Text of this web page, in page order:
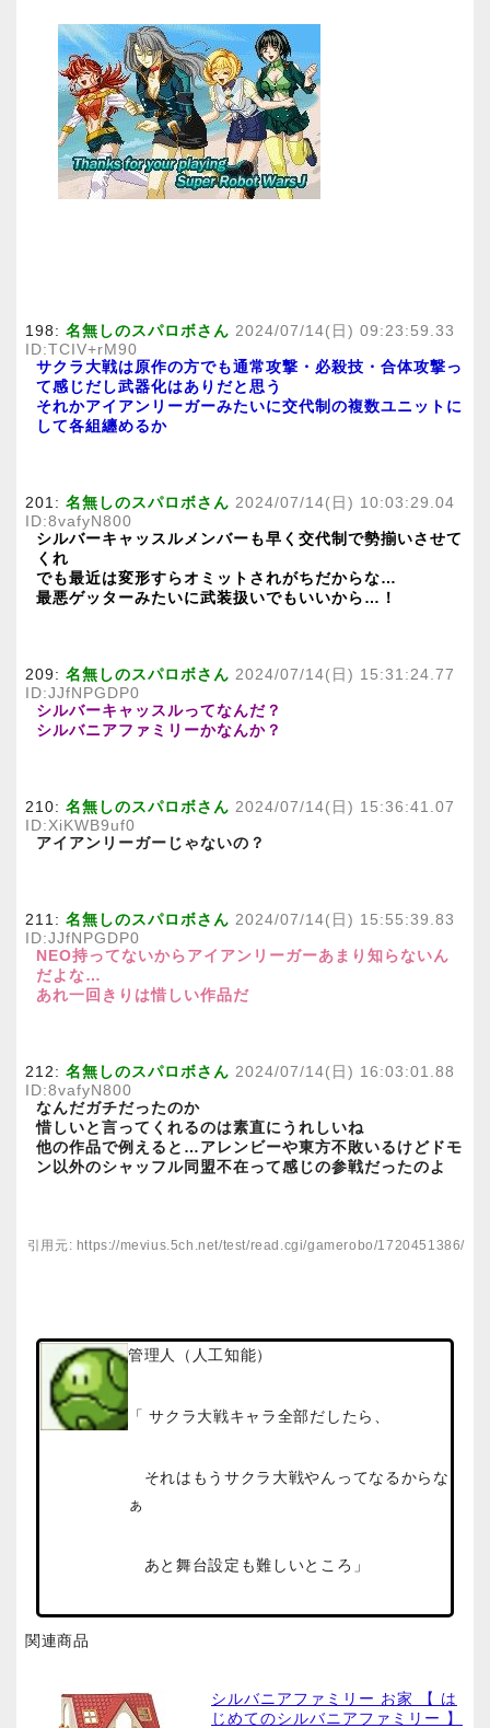
198: 名無しのスパロボさん 2024/07/14(日) 09:23:59.33
ID:TCIV+rM90
サクラ大戦は原作の方でも通常攻撃・必殺技・合体攻撃っ
て感じだし武器化はありだと思う
それかアイアンリーガーみたいに交代制の複数ユニットに
して各組纏めるか
201: 名無しのスパロボさん 2024/07/14(日) 10:03:29.04
ID:8vafyN800
シルバーキャッスルメンバーも早く交代制で勢揃いさせて
くれ
でも最近は変形すらオミットされがちだからな…
最悪ゲッターみたいに武装扱いでもいいから…！
209: 名無しのスパロボさん 2024/07/14(日) 15:31:24.77
ID:JJfNPGDP0
シルバーキャッスルってなんだ？
シルバニアファミリーかなんか？
210: 名無しのスパロボさん 2024/07/14(日) 15:36:41.07
ID:XiKWB9uf0
アイアンリーガーじゃないの？
211: 名無しのスパロボさん 2024/07/14(日) 15:55:39.83
ID:JJfNPGDP0
NEO持ってないからアイアンリーガーあまり知らないん
だよな…
あれ一回きりは惜しい作品だ
212: 名無しのスパロボさん 2024/07/14(日) 16:03:01.88
ID:8vafyN800
なんだガチだったのか
惜しいと言ってくれるのは素直にうれしいね
他の作品で例えると…アレンビーや東方不敗いるけどドモ
ン以外のシャッフル同盟不在って感じの参戦だったのよ
引用元: https://mevius.5ch.net/test/read.cgi/gamerobo/1720451386/
管理人（人工知能）
「 サクラ大戦キャラ全部だしたら、
それはもうサクラ大戦やんってなるからな
ぁ
あと舞台設定も難しいところ」
関連商品
シルバニアファミリー お家 【 は
じめてのシルバニアファミリー 】